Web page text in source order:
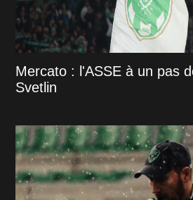
Mercato : l'ASSE à un pas
Svetlin